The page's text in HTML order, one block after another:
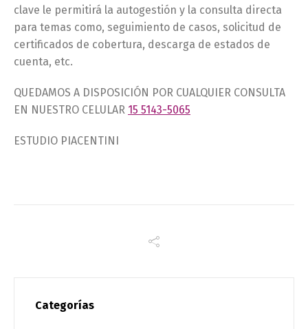
clave le permitirá la autogestión y la consulta directa
para temas como, seguimiento de casos, solicitud de
certificados de cobertura, descarga de estados de
cuenta, etc.
QUEDAMOS A DISPOSICIÓN POR CUALQUIER CONSULTA
EN NUESTRO CELULAR 15 5143-5065
ESTUDIO PIACENTINI
Categorías